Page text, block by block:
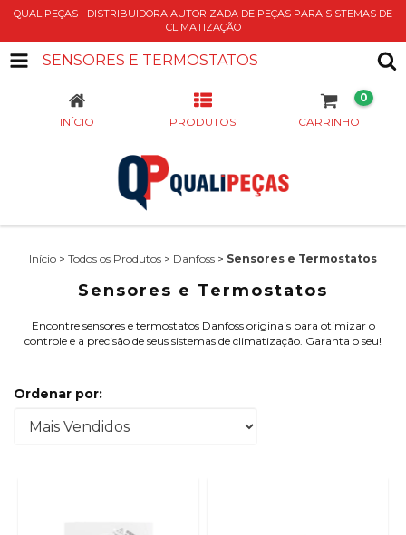
QUALIPEÇAS - DISTRIBUIDORA AUTORIZADA DE PEÇAS PARA SISTEMAS DE
CLIMATIZAÇÃO
SENSORES E TERMOSTATOS
INÍCIO PRODUTOS CARRINHO
0
Início > Todos os Produtos > Danfoss > Sensores e Termostatos
Sensores e Termostatos
Encontre sensores e termostatos Danfoss originais para otimizar o
controle e a precisão de seus sistemas de climatização. Garanta o seu!
Ordenar por: